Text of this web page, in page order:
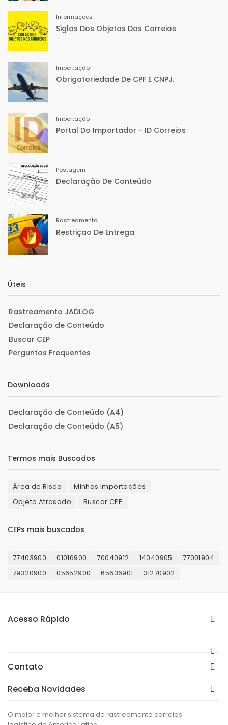
Informações
Siglas Dos Objetos Dos Correios
Importação
Obrigatoriedade De CPF E CNPJ.
Importação
Portal Do Importador - ID Correios
Postagem
Declaração De Conteúdo
Rastreamento
Restriçao De Entrega
Úteis
Rastreamento JADLOG
Declaração de Conteúdo
Buscar CEP
Perguntas Frequentes
Downloads
Declaração de Conteúdo (A4)
Declaração de Conteúdo (A5)
Termos mais Buscados
Área de Risco
Minhas importações
Objeto Atrasado
Buscar CEP
CEPs mais buscados
77403900 01016900 70040912 14040905
77001904
79320900
05652900 65636901 31270902
Acesso Rápido
Contato
Receba Novidades
O maior e melhor sistema de rastreamento correios